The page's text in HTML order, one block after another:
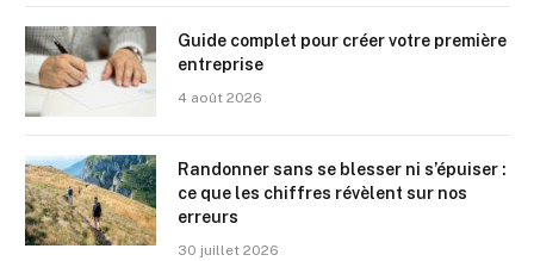
Guide complet pour créer votre première
entreprise
4 août 2026
Randonner sans se blesser ni s’épuiser :
ce que les chiffres révèlent sur nos
erreurs
30 juillet 2026